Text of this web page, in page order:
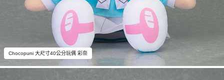
Chocopuni 大尺寸40公分玩偶 彩奈